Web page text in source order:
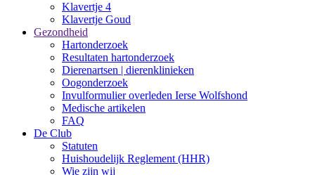
Klavertje 4
Klavertje Goud
Gezondheid
Hartonderzoek
Resultaten hartonderzoek
Dierenartsen | dierenklinieken
Oogonderzoek
Invulformulier overleden Ierse Wolfshond
Medische artikelen
FAQ
De Club
Statuten
Huishoudelijk Reglement (HHR)
Wie zijn wij